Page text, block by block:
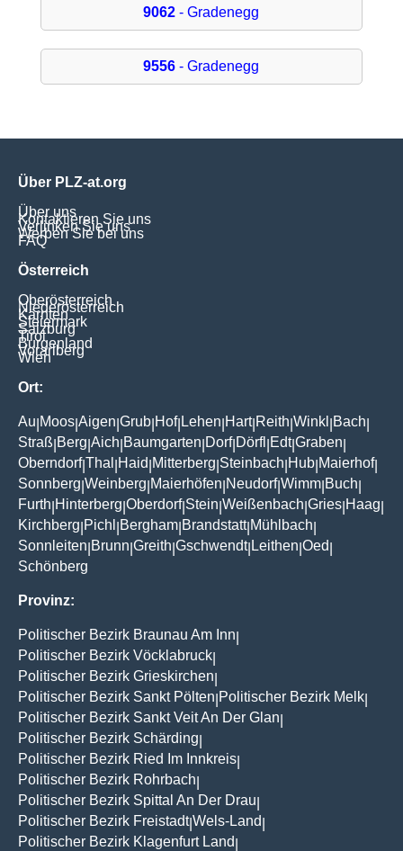
9062 - Gradenegg
9556 - Gradenegg
Über PLZ-at.org
Über uns
Kontaktieren Sie uns
Verlinken Sie uns
Werben Sie bei uns
FAQ
Österreich
Oberösterreich
Niederösterreich
Kärnten
Steiermark
Salzburg
Tirol
Burgenland
Vorarlberg
Wien
Ort:
Au Moos Aigen Grub Hof| Lehen Hart| Reith Winkl Bach
Straß Berg Aich Baumgarten Dorf| Dörfl Edt|Graben
Oberndorf|Thal Haid Mitterberg Steinbach Hub Maierhof|
Sonnberg Weinberg Maierhöfen Neudorf|Wimm Buch
Furth Hinterberg Oberdorf| Stein Weißenbach Gries Haag
Kirchberg Pichl Bergham Brandstatt| Mühlbach
Sonnleiten Brunn Greith Gschwendt| Leithen Oed
Schönberg
Provinz:
Politischer Bezirk Braunau Am Inn
Politischer Bezirk Vöcklabruck
Politischer Bezirk Grieskirchen
Politischer Bezirk Sankt Pölten Politischer Bezirk Melk
Politischer Bezirk Sankt Veit An Der Glan
Politischer Bezirk Schärding
Politischer Bezirk Ried Im Innkreis
Politischer Bezirk Rohrbach
Politischer Bezirk Spittal An Der Drau
Politischer Bezirk Freistadt|Wels-Land
Politischer Bezirk Klagenfurt Land